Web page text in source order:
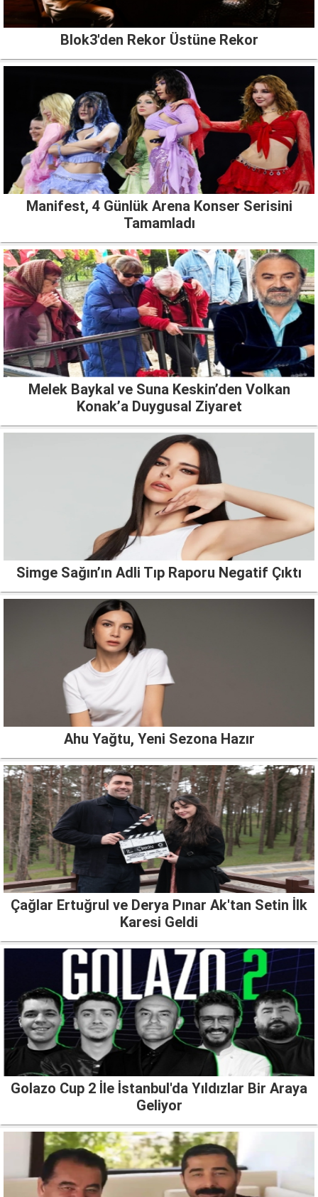
Blok3'den Rekor Üstüne Rekor
Manifest, 4 Günlük Arena Konser Serisini
Tamamladı
Melek Baykal ve Suna Keskin’den Volkan
Konak’a Duygusal Ziyaret
Simge Sağın’ın Adli Tıp Raporu Negatif Çıktı
Ahu Yağtu, Yeni Sezona Hazır
Çağlar Ertuğrul ve Derya Pınar Ak'tan Setin İlk
Karesi Geldi
Golazo Cup 2 İle İstanbul'da Yıldızlar Bir Araya
Geliyor